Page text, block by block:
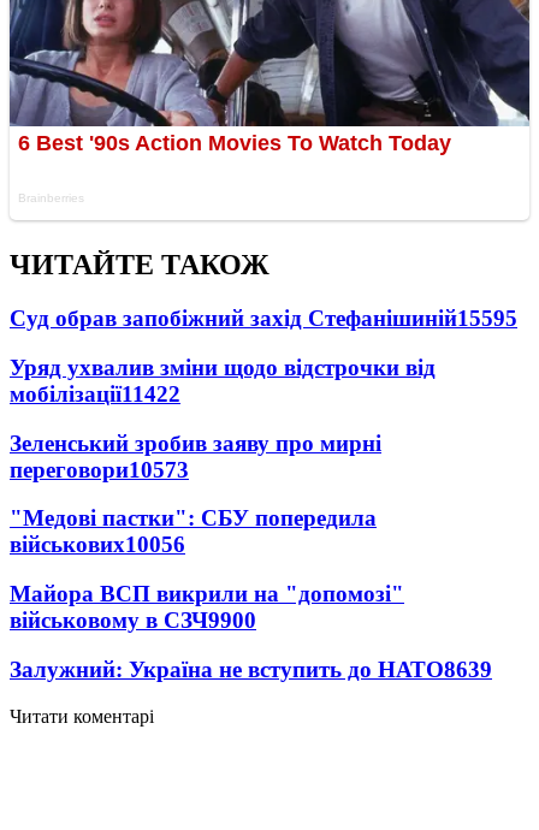
ЧИТАЙТЕ ТАКОЖ
Суд обрав запобіжний захід Стефанішиній15595
Уряд ухвалив зміни щодо відстрочки від
мобілізації11422
Зеленський зробив заяву про мирні
переговори10573
"Медові пастки": СБУ попередила
військових10056
Майора ВСП викрили на "допомозі"
військовому в СЗЧ9900
Залужний: Україна не вступить до НАТО8639
Читати коментарі